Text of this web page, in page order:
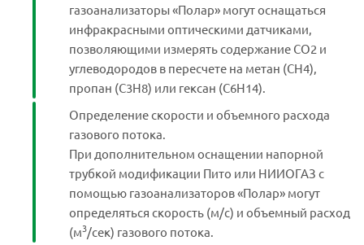
газоанализаторы «Полар» могут оснащаться
инфракрасными оптическими датчиками,
позволяющими измерять содержание СО2 и
углеводородов в пересчете на метан (СН4),
пропан (С3Н8) или гексан (С6Н14).
Определение скорости и объемного расхода
газового потока.
При дополнительном оснащении напорной
трубкой модификации Пито или НИИОГАЗ с
помощью газоанализаторов «Полар» могут
определяться скорость (м/с) и объемный расход
(м3/сек) газового потока.